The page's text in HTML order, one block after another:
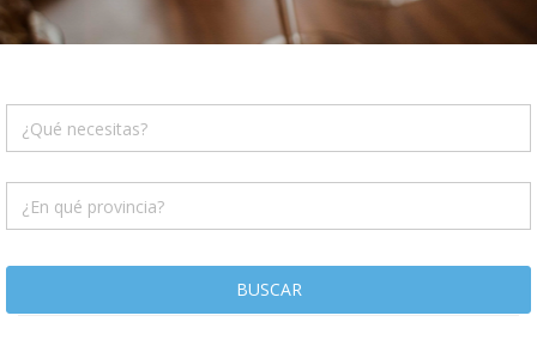
BUSCAR